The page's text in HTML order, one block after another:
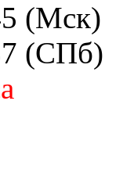
(Мск)
(СПб)